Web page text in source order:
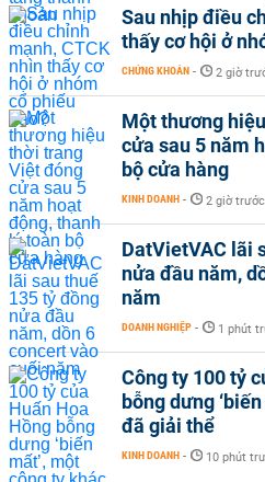
Sau nhịp điều
thấy cơ hội ở
CHỨNG KHOÁN - 2 giờ
Một thương
cửa sau 5 năm
bộ cửa hàng
KINH DOANH - 2 giờ trước
DatVietVAC lãi
nửa đầu năm,
năm
DOANH NGHIỆP - 1 phút
Công ty 100 tỷ
bỗng dưng
đã giải thể
KINH DOANH - 10 phút